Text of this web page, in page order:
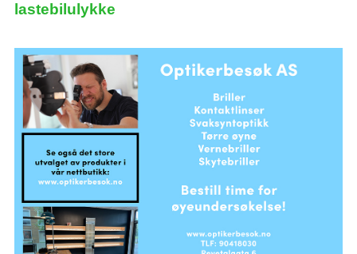
lastebilulykke